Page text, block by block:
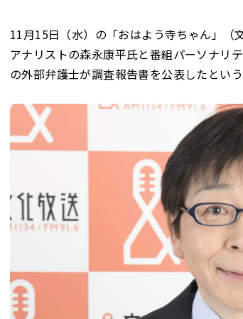
11月15日（水）の「おはよう寺ちゃん」（
アナリストの森永康平氏と番組パーソナリ
の外部弁護士が調査報告書を公表したとい